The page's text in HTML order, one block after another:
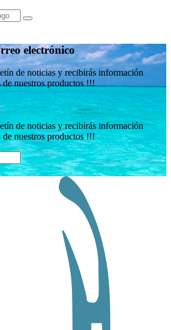
electrónico
de noticias y recibirás información
de nuestros productos !!!
de noticias y recibirás información
de nuestros productos !!!